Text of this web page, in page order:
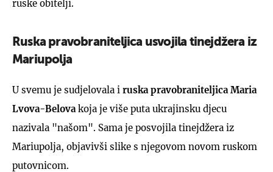
ruske obitelji.
Ruska pravobraniteljica usvojila tinejdžera iz
Mariupolja
U svemu je sudjelovala i ruska pravobraniteljica Maria
Lvova-Belova koja je više puta ukrajinsku djecu
nazivala "našom". Sama je posvojila tinejdžera iz
Mariupolja, objavivši slike s njegovom novom ruskom
putovnicom.